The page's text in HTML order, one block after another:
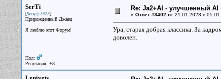
SerTi
[Sergej 1973]
Прирожденный Джаец
Я люблю этот Форум!
Пол:
Репутация: +8
Re: Ja2+AI - улучшенный AI
« Ответ #3402 от21.01.2023 в
Ура, старая добрая классика. За
доволен.